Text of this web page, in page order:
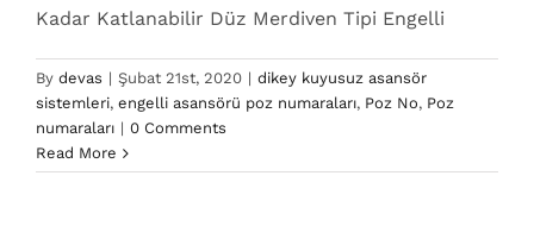
Kadar Katlanabilir Düz Merdiven Tipi Engelli
By devas | Şubat 21st, 2020 | dikey kuyusuz asansör
sistemleri, engelli asansörü poz numaraları, Poz No, Poz
numaraları | 0 Comments
Read More
924.050 Poz No
dikey kuyusuz asansör sistemleri
poz numaraları Poz No Poz numaraları